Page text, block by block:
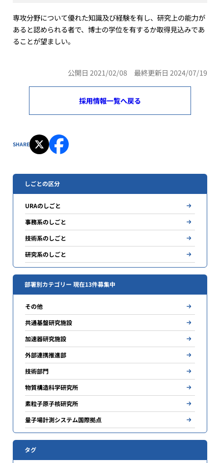
専攻分野について優れた知識及び経験を有し、研究上の能力が
あると認められる者で、博士の学位を有するか取得見込みであ
ることが望ましい。
公開日 2021/02/08 最終更新日 2024/07/19
採用情報一覧へ戻る
SHARE
しごとの区分
URAのしごと
事務系のしごと
技術系のしごと
研究系のしごと
部署別カテゴリー 現在13件募集中
その他
共通基盤研究施設
加速器研究施設
外部連携推進部
技術部門
物質構造科学研究所
素粒子原子核研究所
量子場計測システム国際拠点
タグ